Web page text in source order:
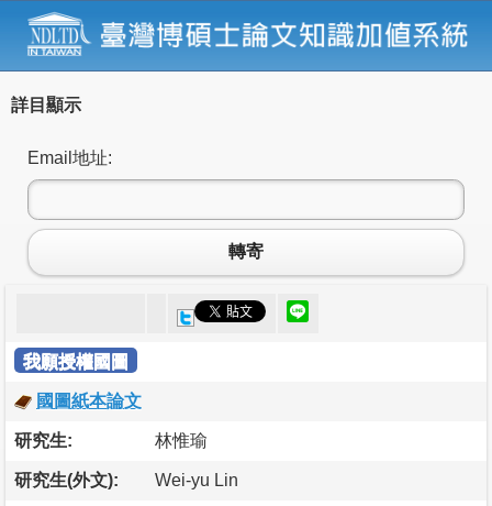
詳目顯示
Email地址:
轉寄
我願授權國圖
國圖紙本論文
研究生: 林惟瑜
研究生(外文): Wei-yu Lin